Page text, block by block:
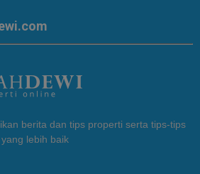
berita dan tips properti serta tips-tips
lebih baik